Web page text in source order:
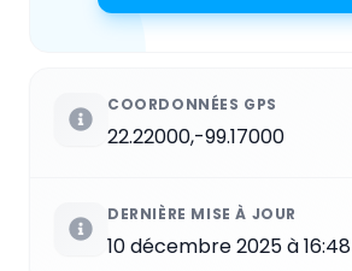
COORDONNÉES GPS
22.22000,-99.17000
DERNIÈRE MISE À JOUR
10 décembre 2025 à 16:48